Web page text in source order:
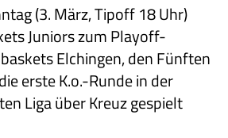
(3. März, Tipoff 18 Uhr)
Juniors zum Playoff-
Elchingen, den Fünften
erste K.o.-Runde in der
Liga über Kreuz gespielt